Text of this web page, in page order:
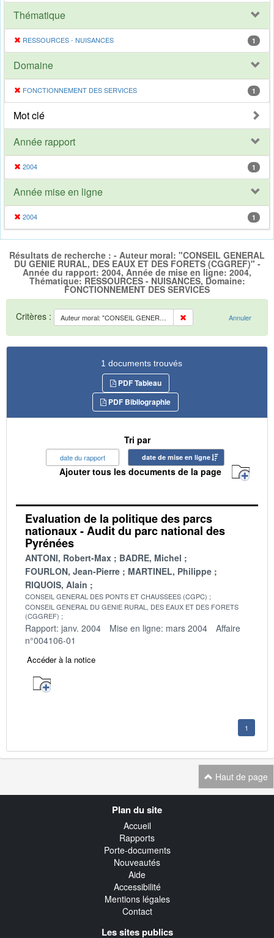
Thématique
RESSOURCES - NUISANCES 1
Domaine
FONCTIONNEMENT DES SERVICES 1
Mot clé
Année rapport
2004 1
Année mise en ligne
2004 1
Résultats de recherche : - Auteur moral: "CONSEIL GENERAL
DU GENIE RURAL, DES EAUX ET DES FORETS (CGGREF)" -
Année du rapport: 2004, Année de mise en ligne: 2004,
Thématique: RESSOURCES - NUISANCES, Domaine:
FONCTIONNEMENT DES SERVICES
Critères : Auteur moral: "CONSEIL GENERAL DU GENIE RURAL, DES EAUX ET DES FORETS (CGGREF)" Annuler
1 documents trouvés
PDF Tableau
PDF Bibliographie
Tri par
date du rapport date de mise en ligne
Ajouter tous les documents de la page
Evaluation de la politique des parcs
nationaux - Audit du parc national des
Pyrénées
ANTONI, Robert-Max
BADRE, Michel
FOURLON, Jean-Pierre
MARTINEL, Philippe
RIQUOIS, Alain
CONSEIL GENERAL DES PONTS ET CHAUSSEES (CGPC)
CONSEIL GENERAL DU GENIE RURAL, DES EAUX ET DES FORETS
(CGGREF)
Rapport: janv. 2004 Mise en ligne: mars 2004
Affaire
n°004106-01
Accéder à la notice
1
Haut de page
Plan du site
Accueil
Rapports
Porte-documents
Nouveautés
Aide
Accessibilité
Mentions légales
Contact
Les sites publics